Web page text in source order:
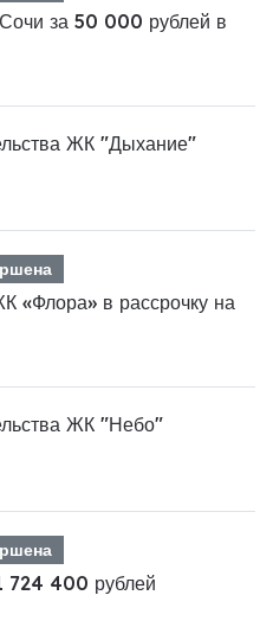
за 50 000 рублей в
ЖК "Дыхание"
«Флора» в рассрочку на
ЖК "Небо"
724 400 рублей